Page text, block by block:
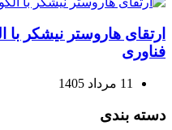
ارتقای هاروستر نیشکر با
فناوری
11 مرداد 1405
دسته بندی